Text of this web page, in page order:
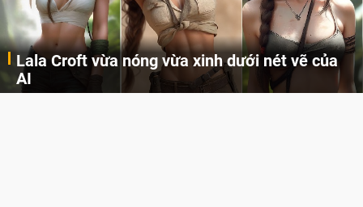
Lala Croft vừa nóng vừa xinh dưới nét vẽ của
AI